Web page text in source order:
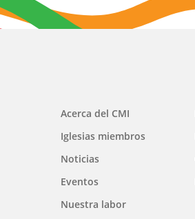
Main
navigation
Acerca del CMI
Iglesias miembros
Noticias
Eventos
Nuestra labor